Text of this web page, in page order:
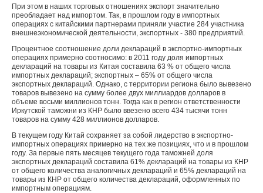
При этом в наших торговых отношениях экспорт значительно
преобладает над импортом. Так, в прошлом году в импортных
операциях с китайскими партнерами приняли участие 284 участника
внешнеэкономической деятельности, экспортных - 380 предприятий.
Процентное соотношение доли деклараций в экспортно-импортных
операциях примерно соотносимо: в 2011 году доля импортных
деклараций на товары из Китая составила 63 % от общего числа
импортных деклараций; экспортных – 65% от общего числа
экспортных деклараций. Однако, с территории региона было вывезено
товаров вывезено на сумму более двух миллиардов долларов в
объеме восьми миллионов тонн. Тогда как в регион ответственности
Иркутской таможни из КНР было ввезено всего 434 тысячи тонн
товаров на сумму 428 миллионов долларов.
В текущем году Китай сохраняет за собой лидерство в экспортно-
импортных операциях примерно на тех же позициях, что и в прошлом
году. За первые пять месяцев текущего года таможней доля
экспортных деклараций составила 61% деклараций на товары из КНР
от общего количества аналогичных деклараций и 65% деклараций на
товары из КНР от общего количества деклараций, оформленных по
импортным операциям.